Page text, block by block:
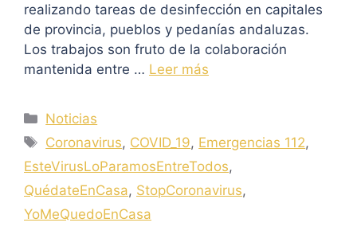
realizando tareas de desinfección en capitales
de provincia, pueblos y pedanías andaluzas.
Los trabajos son fruto de la colaboración
mantenida entre … Leer más
Categorías
Noticias
Etiquetas
Coronavirus, COVID_19, Emergencias 112,
EsteVirusLoParamosEntreTodos,
QuédateEnCasa, StopCoronavirus,
YoMeQuedoEnCasa